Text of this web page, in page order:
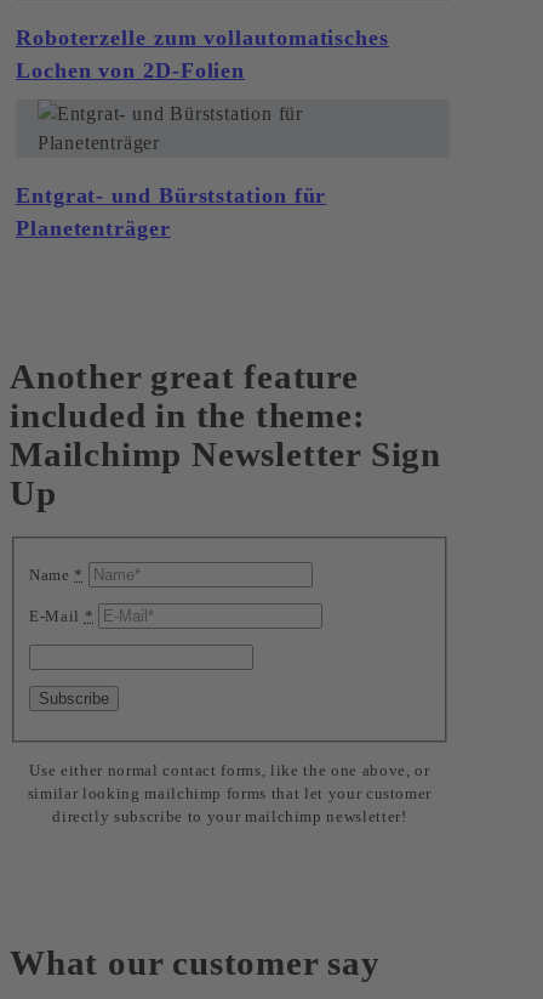
Roboterzelle zum vollautomatisches
Lochen von 2D-Folien
Entgrat- und Bürststation für
Planetenträger
Another great feature
included in the theme:
Mailchimp Newsletter Sign
Up
Name *
E-Mail *
Use either normal contact forms, like the one above, or
similar looking mailchimp forms that let your customer
directly subscribe to your mailchimp newsletter!
What our customer say